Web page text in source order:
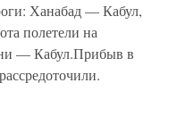
Ханабад — Кабул,
полетели на
— Кабул.Прибыв в